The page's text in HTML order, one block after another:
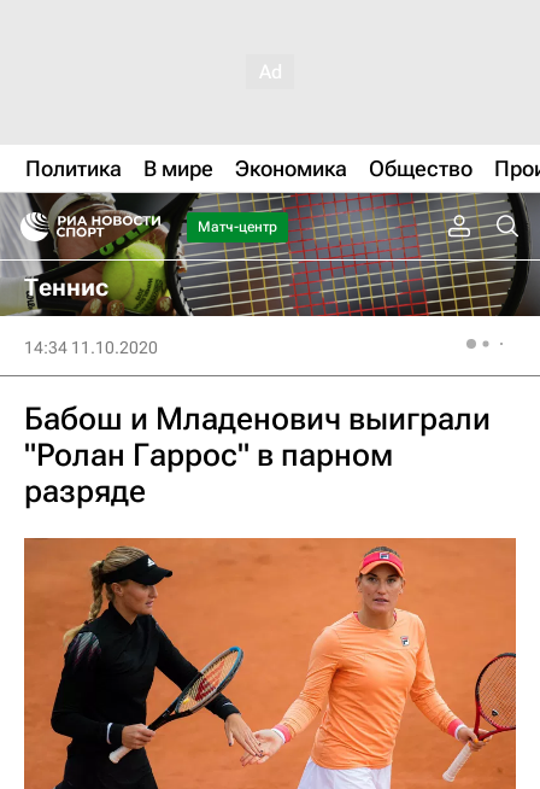
Политика В мире Экономика Общество
Матч-центр
Теннис
14:34 11.10.2020
Бабош и Младенович выиграли
"Ролан Гаррос" в парном
разряде